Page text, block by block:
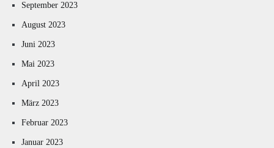
September 2023
August 2023
Juni 2023
Mai 2023
April 2023
März 2023
Februar 2023
Januar 2023